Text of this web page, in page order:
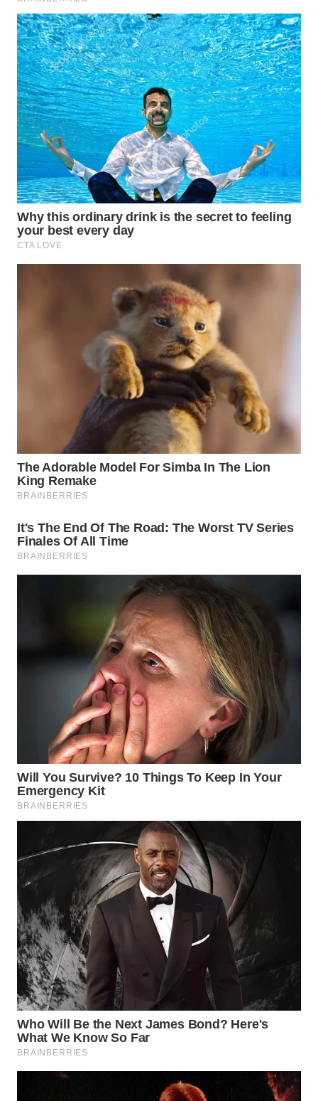
WN
TEBING
TINGGI
WN
PAKPAK
WN
KARAWANG
WN
BEKASI
WN
WN
PADANG
LAWAS
WN
SUMEDANG
KEPULAUAN
SERIBU
TANGERANG
WN
BINJAI
WN
INDRAMAYU
WN
KUNINGAN
WN
MAJALENGKA
WN
SUBANG
WN